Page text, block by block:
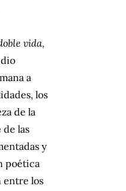
vida,
a
los
de la
de las
y
poética
entre los